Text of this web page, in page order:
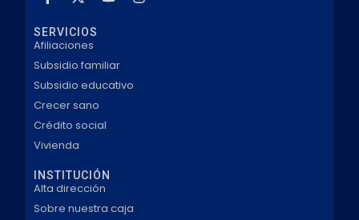
SERVICIOS
Afiliaciones
Subsidio familiar
Subsidio educativo
Crecer sano
Crédito social
Vivienda
INSTITUCIÓN
Alta dirección
Sobre nuestra caja